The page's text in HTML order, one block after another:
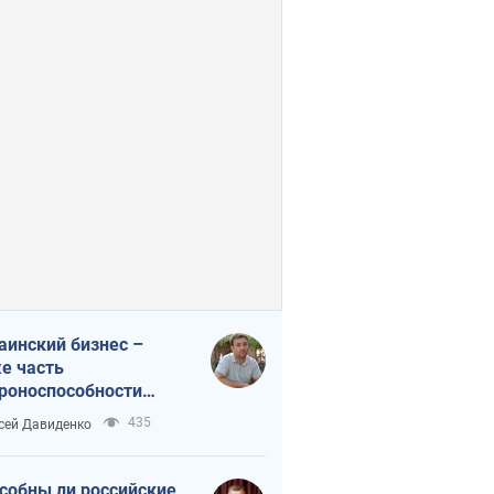
бизнес –
часть
Не отдавайте их
чужим
Давиденко 435